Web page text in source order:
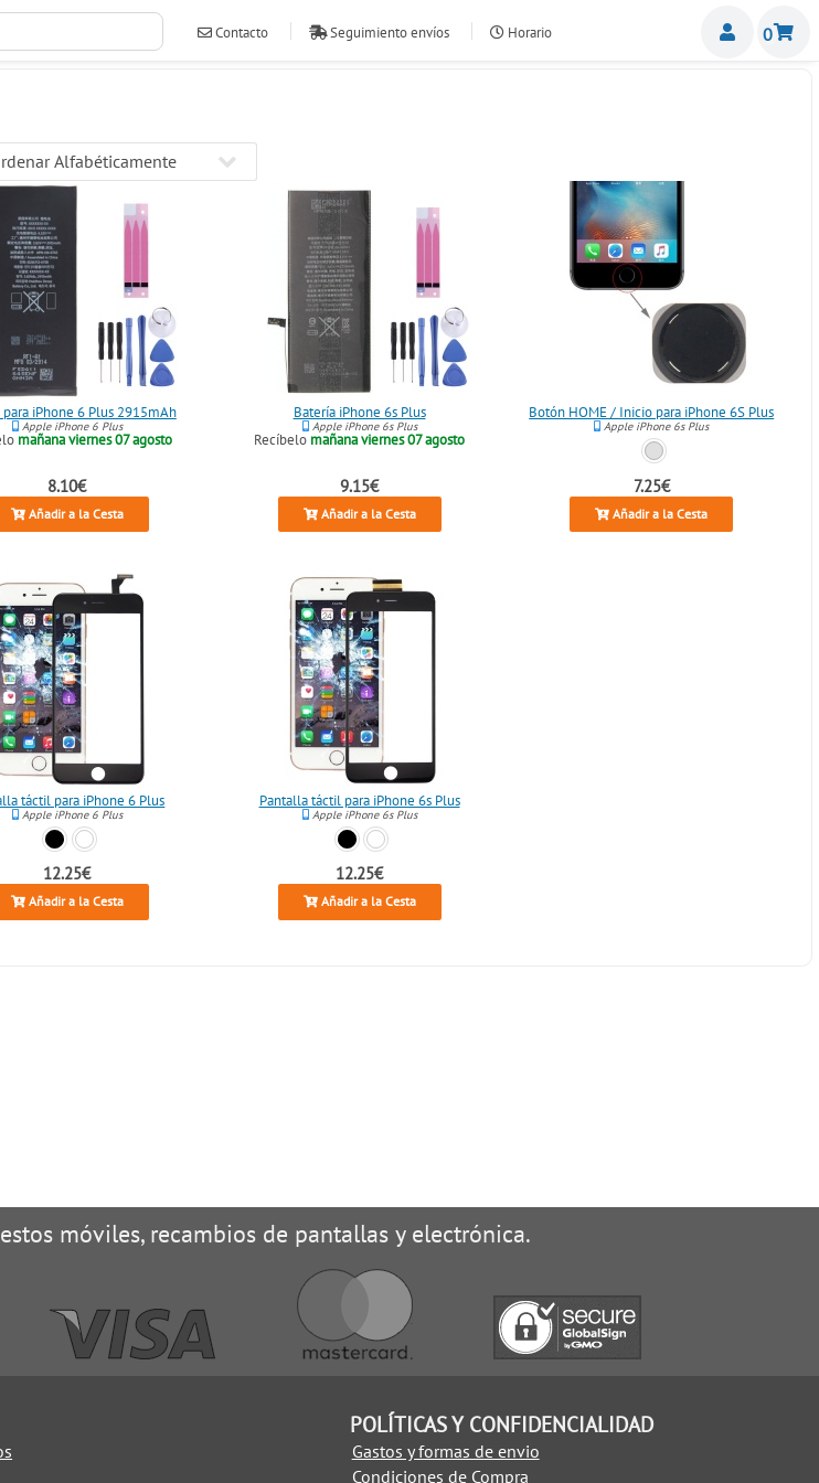
Contacto Seguimiento envíos Horario 0
para iPhone 6 Plus 2915mAh
Apple iPhone 6 Plus
mañana viernes 07 agosto
8.10€
Añadir a la Cesta
Batería iPhone 6s Plus
Apple iPhone 6s Plus
Recíbelo mañana viernes 07 agosto
9.15€
Añadir a la Cesta
Botón HOME / Inicio para iPhone 6S Plus
Apple iPhone 6s Plus
7.25€
Añadir a la Cesta
táctil para iPhone 6 Plus
Apple iPhone 6 Plus
12.25€
Añadir a la Cesta
Pantalla táctil para iPhone 6s Plus
Apple iPhone 6s Plus
12.25€
Añadir a la Cesta
móviles, recambios de pantallas y electrónica.
POLÍTICAS Y CONFIDENCIALIDAD
Gastos y formas de envio
Condiciones de Compra